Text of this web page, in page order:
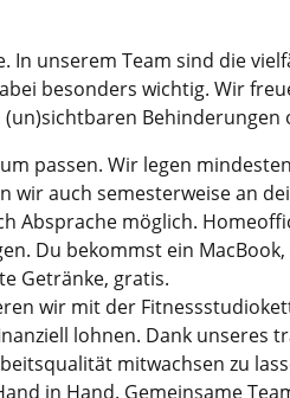
In unserem Team sind die
besonders wichtig. Wir
Behinderungen
passen. Wir legen
wir auch semesterweise an
Absprache möglich.
Du bekommst ein
Getränke, gratis.
wir mit der
lohnen. Dank
mitwachsen zu
in Hand. Gemeinsame